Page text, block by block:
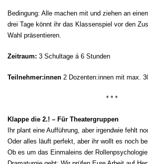
Bedingung: Alle machen mit und ziehen an
drei Tage könnt ihr das Klassenspiel vor den
Wahl präsentieren.
Zeitraum: 3 Schultage á 6 Stunden
Teilnehmer:innen 2 Dozenten:innen mit max.
* * *
Klappe die 2.! – Für Theatergruppen
Ihr plant eine Aufführung, aber irgendwie fehlt
Oder alles läuft perfekt, aber ihr wollt es noch
Ob es um das Einmaleins der